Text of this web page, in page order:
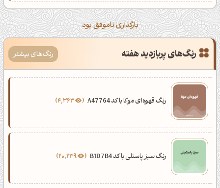
بارگذاری ناموفق بود
رنگ‌های پربازدید هفته رنگ‌های بیشتر
رنگ قهوه‌ای موکا با کد A47764 4,363
رنگ سبز پاستلی با کد B1D7B4 20,239